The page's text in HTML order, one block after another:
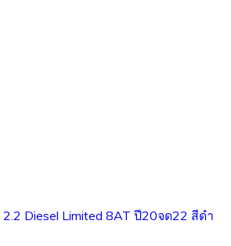
2.2 Diesel Limited 8AT ปี20จด22 สีดำ